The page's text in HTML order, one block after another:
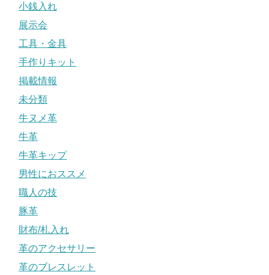
小銭入れ
展示会
工具・金具
手作りキット
掲載情報
未分類
牛ヌメ革
牛革
牛革キップ
男性におススメ
職人の技
豚革
財布/札入れ
革のアクセサリー
革のブレスレット